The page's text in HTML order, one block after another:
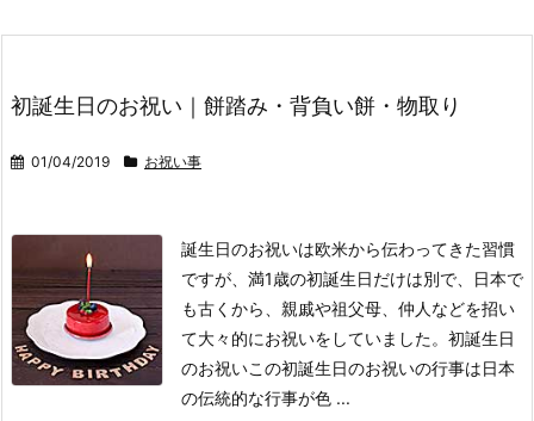
初誕生日のお祝い｜餅踏み・背負い餅・物取り
01/04/2019 お祝い事
誕生日のお祝いは欧米から伝わってきた習慣
ですが、満1歳の初誕生日だけは別で、日本で
も古くから、親戚や祖父母、仲人などを招い
て大々的にお祝いをしていました。 初誕生日
のお祝いこの初誕生日のお祝いの行事は日本
の伝統的な行事が色 ...